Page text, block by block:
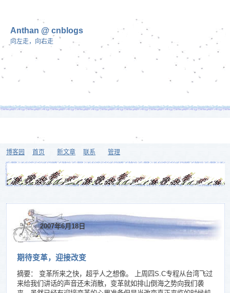
Anthan @ cnblogs
向左走，向右走
博客园 首页 新文章 联系 管理
2007年6月18日
期待变革，迎接改变
摘要： 变革所来之快，超乎人之想像。 上周四S.C专程从台湾飞过
来给我们讲话的声音还未消散，变革就如排山倒海之势向我们袭